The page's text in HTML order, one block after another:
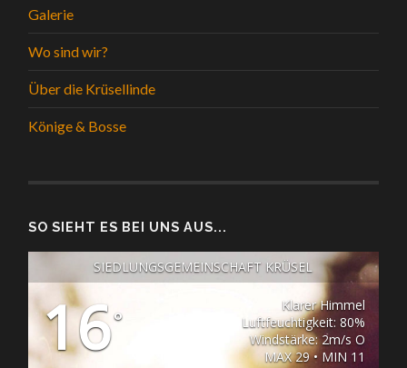
Galerie
Wo sind wir?
Über die Krüsellinde
Könige & Bosse
SO SIEHT ES BEI UNS AUS...
SIEDLUNGSGEMEINSCHAFT KRÜSEL
16°
Klarer Himmel
Luftfeuchtigkeit: 80%
Windstärke: 2m/s O
MAX 29 • MIN 11